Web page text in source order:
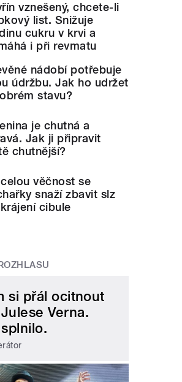
vznešený, chcete-li
list. Snižuje
cukru v krvi a
i při revmatu
nádobí potřebuje
údržbu. Jak ho udržet
stavu?
je chutná a
Jak ji připravit
chutnější?
věčnost se
snaží zbavit slz
cibule
si přál ocitnout
Verna.